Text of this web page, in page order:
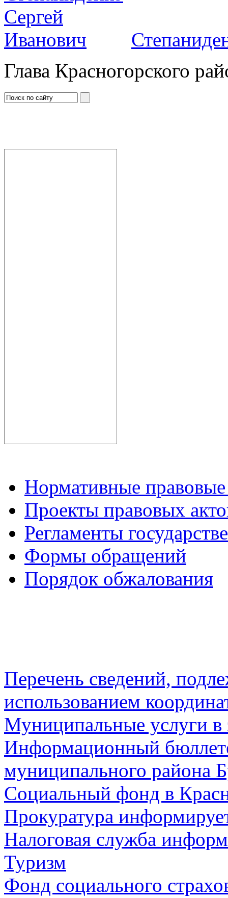
Глава Красногорского
Нормативные
Проекты правовых
Регламенты
Формы обращений
Порядок обжалования
Перечень сведений,
использованием
Муниципальные услуги в
Информационный
муниципального района
Социальный фонд в
Прокуратура
Налоговая служба
Туризм
Фонд социального